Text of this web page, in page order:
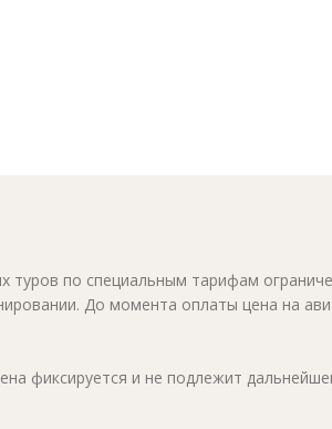
туров по специальным тарифам
До момента оплаты цена на
фиксируется и не подлежит